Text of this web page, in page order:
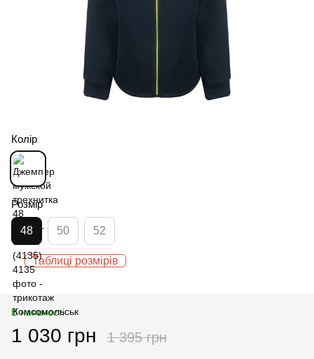
Колір
Розмір
48 50 52
Таблиці розмірів
В наявності
1 030 грн 1 395 грн